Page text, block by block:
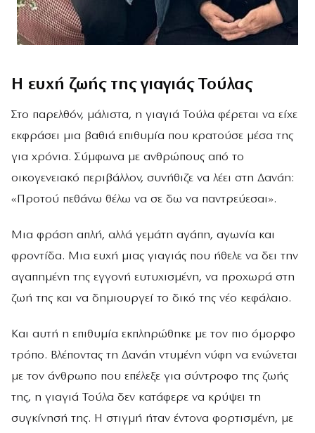
Η ευχή ζωής της γιαγιάς Τούλας
Στο παρελθόν, μάλιστα, η γιαγιά Τούλα φέρεται να είχε
εκφράσει μια βαθιά επιθυμία που κρατούσε μέσα της
για χρόνια. Σύμφωνα με ανθρώπους από το
οικογενειακό περιβάλλον, συνήθιζε να λέει στη Δανάη:
«Προτού πεθάνω θέλω να σε δω να παντρεύεσαι».
Μια φράση απλή, αλλά γεμάτη αγάπη, αγωνία και
φροντίδα. Μια ευχή μιας γιαγιάς που ήθελε να δει την
αγαπημένη της εγγονή ευτυχισμένη, να προχωρά στη
ζωή της και να δημιουργεί το δικό της νέο κεφάλαιο.
Και αυτή η επιθυμία εκπληρώθηκε με τον πιο όμορφο
τρόπο. Βλέποντας τη Δανάη ντυμένη νύφη να ενώνεται
με τον άνθρωπο που επέλεξε για σύντροφο της ζωής
της, η γιαγιά Τούλα δεν κατάφερε να κρύψει τη
συγκίνησή της. Η στιγμή ήταν έντονα φορτισμένη, με